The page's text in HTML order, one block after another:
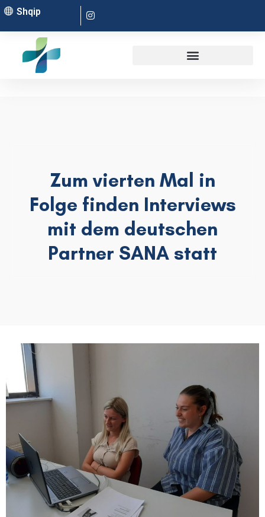
Shqip
Zum vierten Mal in
Folge finden Interviews
mit dem deutschen
Partner SANA statt